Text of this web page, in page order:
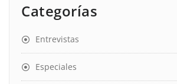
Categorías
Entrevistas
Especiales